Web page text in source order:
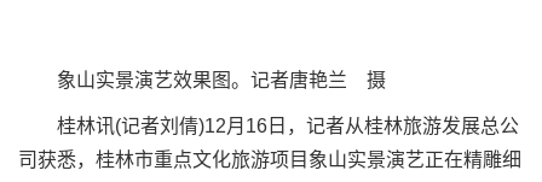
象山实景演艺效果图。记者唐艳兰 摄
桂林讯(记者刘倩)12月16日，记者从桂林旅游发展总公
司获悉，桂林市重点文化旅游项目象山实景演艺正在精雕细